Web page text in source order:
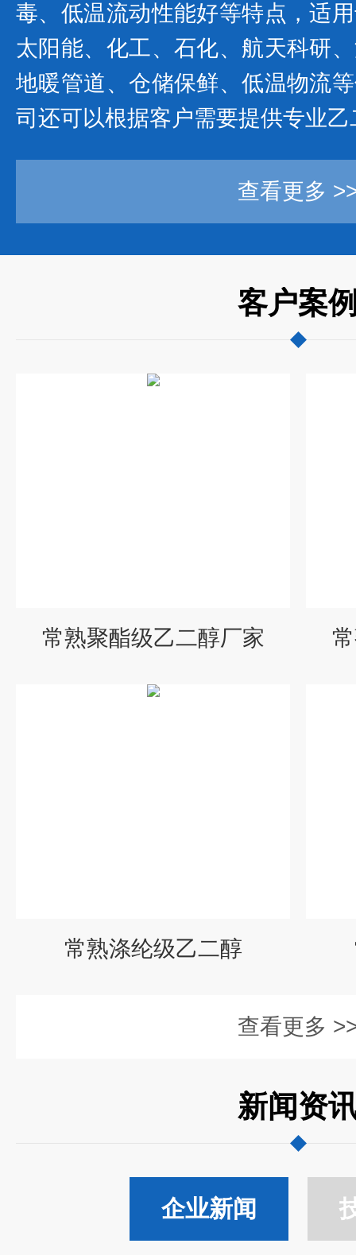
毒、低温流动性能好等特点，适
太阳能、化工、石化、航天科研
地暖管道、仓储保鲜、低温物流
司还可以根据客户需要提供专业
查看更多
客户案
常熟聚酯级乙二醇厂家
常熟涤纶级乙二醇
查看更多
新闻资
企业新闻